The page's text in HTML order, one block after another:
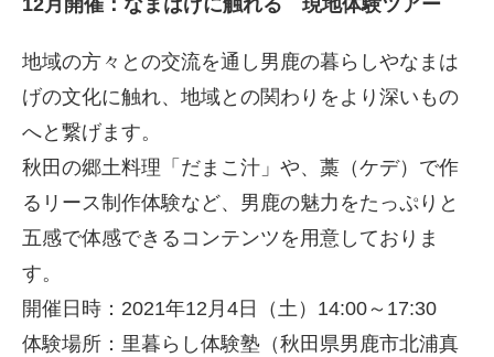
12月開催：なまはげに触れる 現地体験ツアー
地域の方々との交流を通し男鹿の暮らしやなまは
げの文化に触れ、地域との関わりをより深いもの
へと繋げます。
秋田の郷土料理「だまこ汁」や、藁（ケデ）で作
るリース制作体験など、男鹿の魅力をたっぷりと
五感で体感できるコンテンツを用意しておりま
す。
開催日時：2021年12月4日（土）14:00～17:30
体験場所：里暮らし体験塾（秋田県男鹿市北浦真